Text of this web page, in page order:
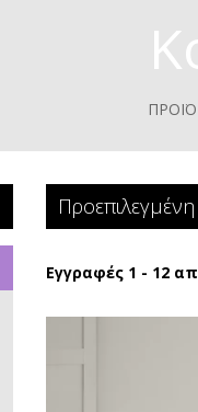
Εγγραφές 1 - 12